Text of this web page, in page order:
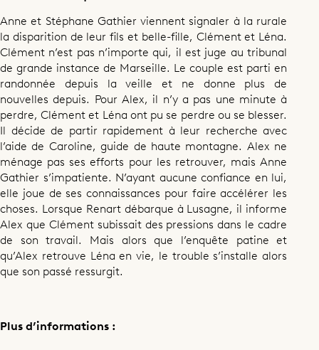
Anne et Stéphane Gathier viennent signaler à la rurale
la disparition de leur fils et belle-fille, Clément et Léna.
Clément n’est pas n’importe qui, il est juge au tribunal
de grande instance de Marseille. Le couple est parti en
randonnée depuis la veille et ne donne plus de
nouvelles depuis. Pour Alex, il n’y a pas une minute à
perdre, Clément et Léna ont pu se perdre ou se blesser.
Il décide de partir rapidement à leur recherche avec
l’aide de Caroline, guide de haute montagne. Alex ne
ménage pas ses efforts pour les retrouver, mais Anne
Gathier s’impatiente. N’ayant aucune confiance en lui,
elle joue de ses connaissances pour faire accélérer les
choses. Lorsque Renart débarque à Lusagne, il informe
Alex que Clément subissait des pressions dans le cadre
de son travail. Mais alors que l’enquête patine et
qu’Alex retrouve Léna en vie, le trouble s’installe alors
que son passé ressurgit.
Plus d’informations :